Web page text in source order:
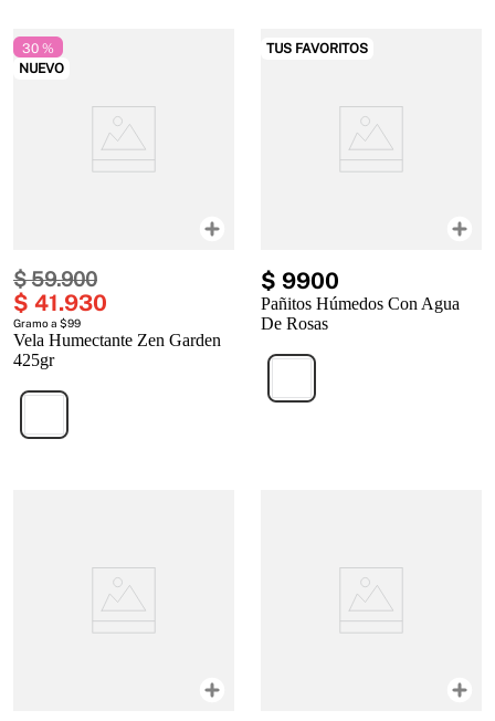
30 %
NUEVO
$59.900
$ 41.930
Gramo a $99
Vela Humectante Zen Garden
425gr
TUS FAVORITOS
$ 9900
Pañitos Húmedos Con Agua
De Rosas